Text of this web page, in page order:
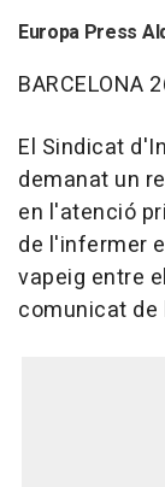
Europa Press
BARCELONA
El Sindicat
demanat un
en l'atenció
de l'infermer
vapeig entre
comunicat